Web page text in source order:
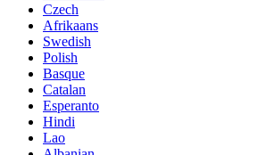
Czech
Afrikaans
Swedish
Polish
Basque
Catalan
Esperanto
Hindi
Lao